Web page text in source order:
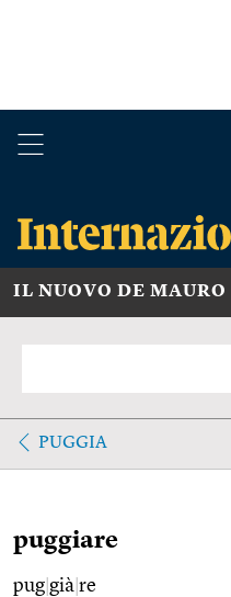
IL NUOVO DE MAURO
PUGGIA
puggiare
pug già re